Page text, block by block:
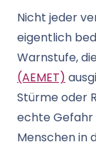
Nicht jeder
eigentlich
Warnstufe,
(AEMET)
Stürme oder
echte Gefahr
Menschen in